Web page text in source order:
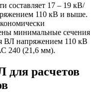
составляет 17 – 19 кВ/
110 кВ и выше.
минимальные сечения
ВЛ напряжением 110 кВ
240 (21,6 мм).
расчетов